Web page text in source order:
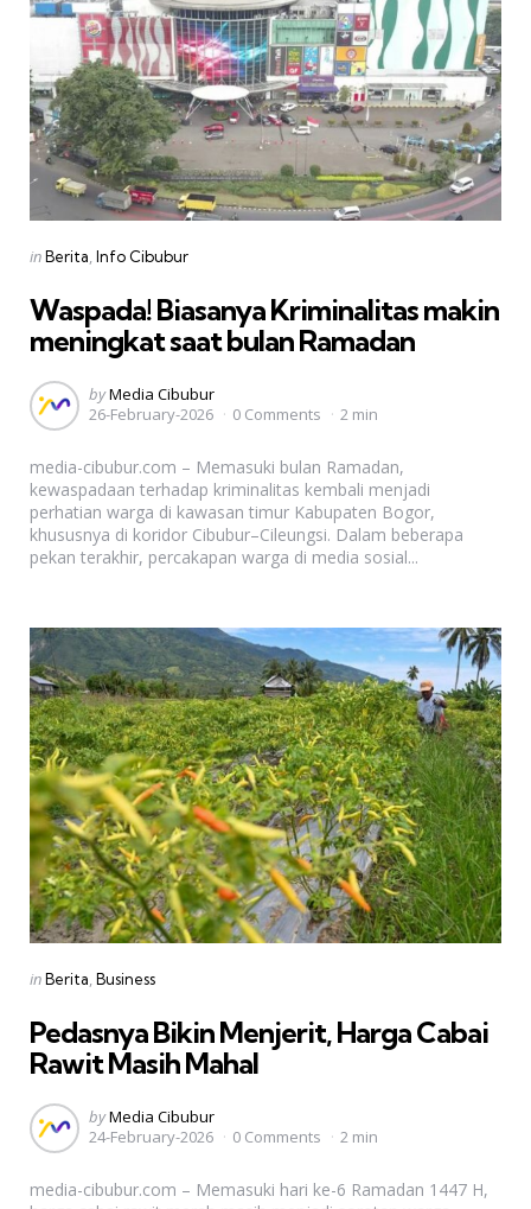
Categories
Posted
inBerita Info Cibubur
Waspada! Biasanya Kriminalitas makin
meningkat saat bulan Ramadan
Posted
by
byMedia Cibubur
26-February-2026
0 Comments 2 min
media-cibubur.com – Memasuki bulan Ramadan,
kewaspadaan terhadap kriminalitas kembali menjadi
perhatian warga di kawasan timur Kabupaten Bogor,
khususnya di koridor Cibubur–Cileungsi. Dalam beberapa
pekan terakhir, percakapan warga di media sosial...
Categories
Posted
inBerita Business
Pedasnya Bikin Menjerit, Harga Cabai
Rawit Masih Mahal
Posted
by
byMedia Cibubur
24-February-2026
0 Comments 2 min
media-cibubur.com – Memasuki hari ke-6 Ramadan 1447 H,